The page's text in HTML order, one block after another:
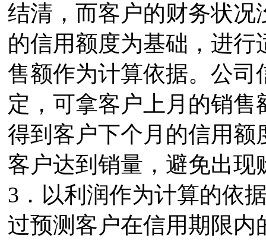
结清，而客户的财务状
的信用额度为基础，进
售额作为计算依据。公
定，可拿客户上月的销
得到客户下个月的信用
客户达到销量，避免出
3．以利润作为计算的依
过预测客户在信用期限